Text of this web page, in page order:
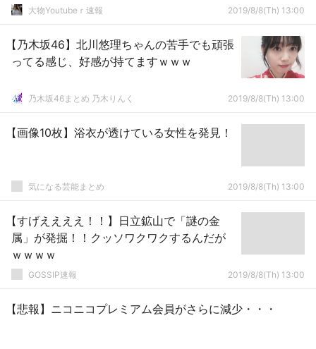
大物Youtubeｒ速報 2019/8/8(Th) 13:00
【乃木坂46】北川悠理ちゃんの苦手でも頑張
ってる感じ、好感が持てますｗｗｗ
乃木坂46まとめ 乃木りんく 2019/8/8(Th) 13:00
【画像10枚】浴衣が透けている女性を発見！
気になる芸能まとめ 2019/8/8(Th) 13:00
【すげええええ！！】日立鉱山で「謎の金
属」が発掘！！クッソワクワクするんだが
ｗｗｗｗ
GOSSIP速報 2019/8/8(Th) 13:00
【悲報】ニコニコプレミアム会員がさらに減少・・・